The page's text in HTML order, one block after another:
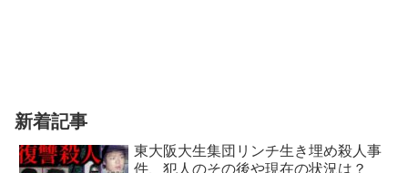
新着記事
東大阪大生集団リンチ生き埋め殺人事
件、犯人のその後や現在の状況は？